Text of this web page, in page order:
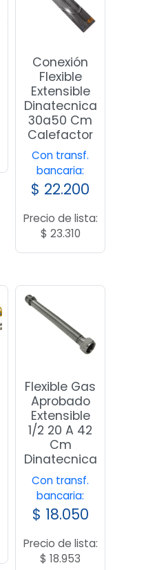
Conexión
Flexible
Extensible
Dinatecnica
30a50 Cm
Calefactor
Con transf.
bancaria:
$ 22.200
Precio de lista:
$ 23.310
Flexible Gas
Aprobado
Extensible
1/2 20 A 42
Cm
Dinatecnica
Con transf.
bancaria:
$ 18.050
Precio de lista:
$ 18.953